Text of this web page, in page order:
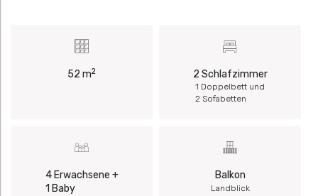
52 m2 2 Schlafzimmer
1 Doppelbett und
2 Sofabetten
4 Erwachsene +
1 Baby
Balkon
Landblick